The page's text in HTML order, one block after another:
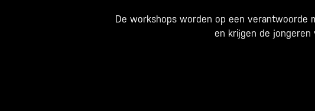
De workshops worden op een verantwoorde
en krijgen de jongeren